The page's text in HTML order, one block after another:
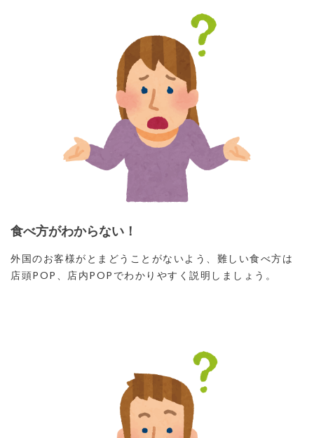
食べ方がわからない！
外国のお客様がとまどうことがないよう、難しい食べ方は
店頭POP、店内POPでわかりやすく説明しましょう。